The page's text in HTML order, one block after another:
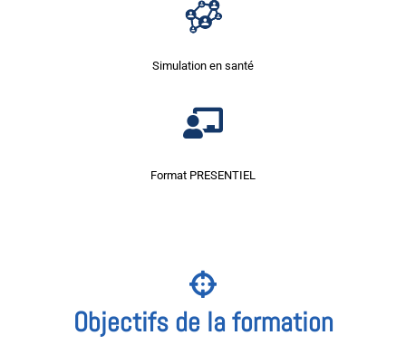
Simulation en santé
Format PRESENTIEL
Objectifs de la formation